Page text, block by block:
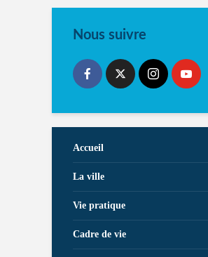
Nous suivre
Accueil
La ville
Vie pratique
Cadre de vie